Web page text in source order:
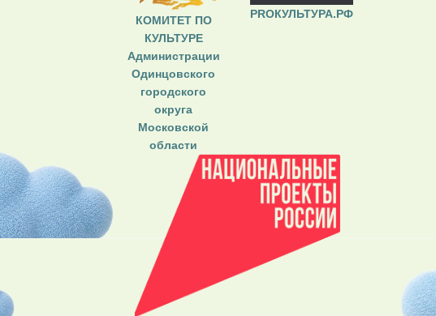
КОМИТЕТ ПО
КУЛЬТУРЕ
Администрации
Одинцовского
городского
округа
Московской
области
PROКУЛЬТУРА.РФ